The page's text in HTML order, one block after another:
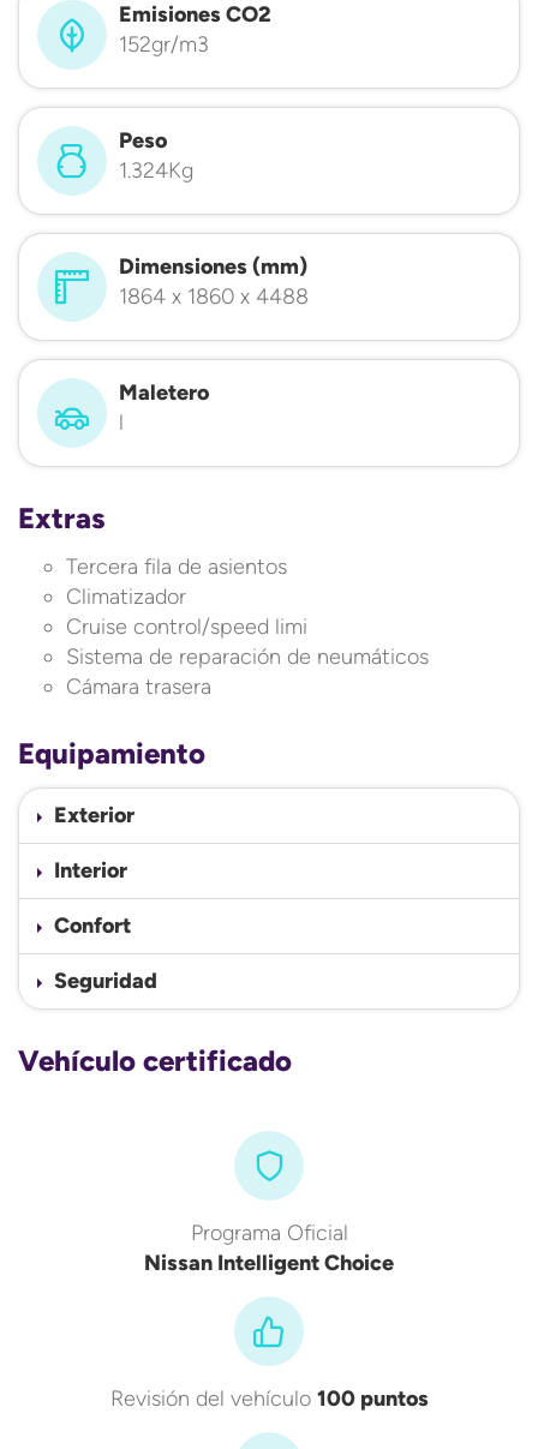
Emisiones CO2
152gr/m3
Peso
1.324Kg
Dimensiones (mm)
1864 x 1860 x 4488
Maletero
l
Extras
Tercera fila de asientos
Climatizador
Cruise control/speed limi
Sistema de reparación de neumáticos
Cámara trasera
Equipamiento
Exterior
Interior
Confort
Seguridad
Vehículo certificado
Programa Oficial
Nissan Intelligent Choice
Revisión del vehículo 100 puntos